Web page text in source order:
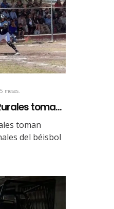
5 meses.
toma...
toman
del béisbol